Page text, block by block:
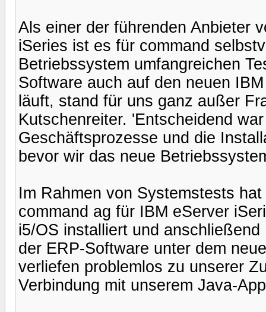
Als einer der führenden Anbieter
iSeries ist es für command
Betriebssystem umfangreichen
Software auch auf den neuen
läuft, stand für uns ganz außer
Kutschenreiter. 'Entscheidend
Geschäftsprozesse und die
bevor wir das neue
Im Rahmen von Systemstests
command ag für IBM eServer
i5/OS installiert und
der ERP-Software unter dem
verliefen problemlos zu unserer
Verbindung mit unserem Java-